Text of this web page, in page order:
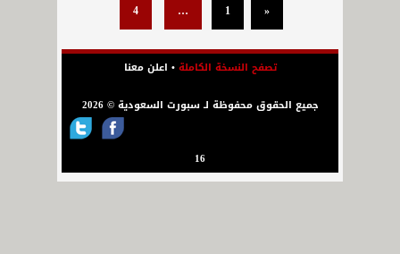
«
1
…
4
تصفح النسخة الكاملة• اعلن معنا
جميع الحقوق محفوظة لـ سبورت السعودية © 2026
16